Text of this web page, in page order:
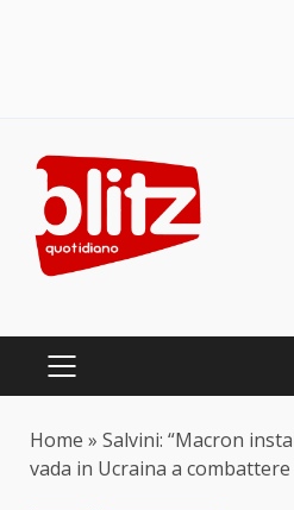
content
PRIMARY
Home » Salvini: “Macron
vada in Ucraina a